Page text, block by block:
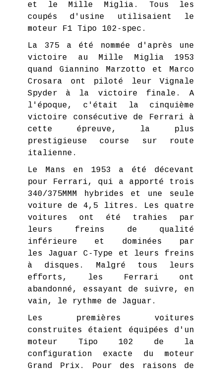
et le Mille Miglia. Tous les
coupés d'usine utilisaient le
moteur F1 Tipo 102-spec.
La 375 a été nommée d'après une
victoire au Mille Miglia 1953
quand Giannino Marzotto et Marco
Crosara ont piloté leur Vignale
Spyder à la victoire finale. A
l'époque, c'était la cinquième
victoire consécutive de Ferrari à
cette épreuve, la plus
prestigieuse course sur route
italienne.
Le Mans en 1953 a été décevant
pour Ferrari, qui a apporté trois
340/375MMM hybrides et une seule
voiture de 4,5 litres. Les quatre
voitures ont été trahies par
leurs freins de qualité
inférieure et dominées par
les Jaguar C-Type et leurs freins
à disques. Malgré tous leurs
efforts, les Ferrari ont
abandonné, essayant de suivre, en
vain, le rythme de Jaguar.
Les premières voitures
construites étaient équipées d'un
moteur Tipo 102 de la
configuration exacte du moteur
Grand Prix. Pour des raisons de